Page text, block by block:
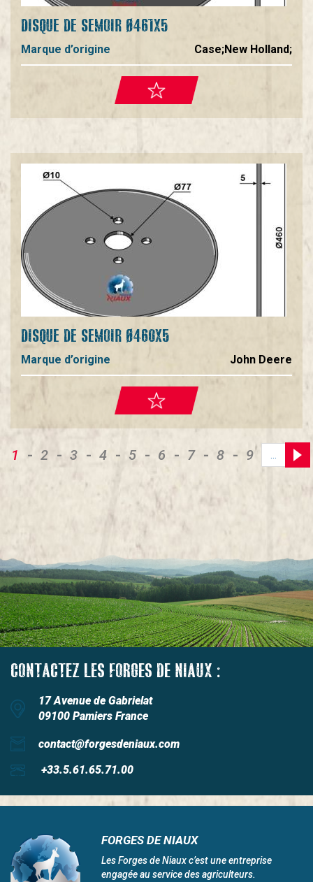
DISQUE DE SEMOIR Ø461X5
Marque d’origine Case;New Holland;
DISQUE DE SEMOIR Ø460X5
Marque d’origine John Deere
Pagination
Page
courante
1 Page
2 Page
3 Page
4 Page
5 Page
6 Page
7 Page
8 Page
9
CONTACTEZ LES FORGES DE NIAUX :
17 Avenue de Gabrielat
09100 Pamiers France
contact@forgesdeniaux.com
+33.5.61.65.71.00
FORGES DE NIAUX
Les Forges de Niaux c’est une entreprise
engagée au service des agriculteurs.